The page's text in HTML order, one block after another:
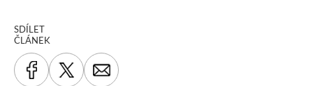
SDÍLET
ČLÁNEK